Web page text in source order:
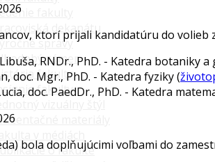
fakulty
Pracoviská dekanátu
správy
zámer
fakulty
fakulty
materiály
o fakulte
ktorí prijali kandidatúru do volieb
RNDr., PhD. - Katedra botaniky a
doc. Mgr., PhD. - Katedra fyziky (
doc. PaedDr., PhD. - Katedra
bola doplňujúcimi voľbami do